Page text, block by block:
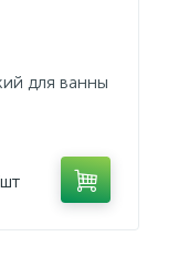
для ванны